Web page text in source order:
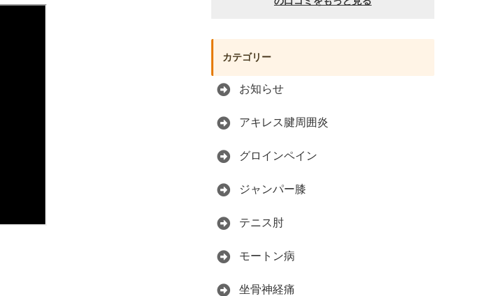
カテゴリー
お知らせ
アキレス腱周囲炎
グロインペイン
ジャンパー膝
テニス肘
モートン病
坐骨神経痛